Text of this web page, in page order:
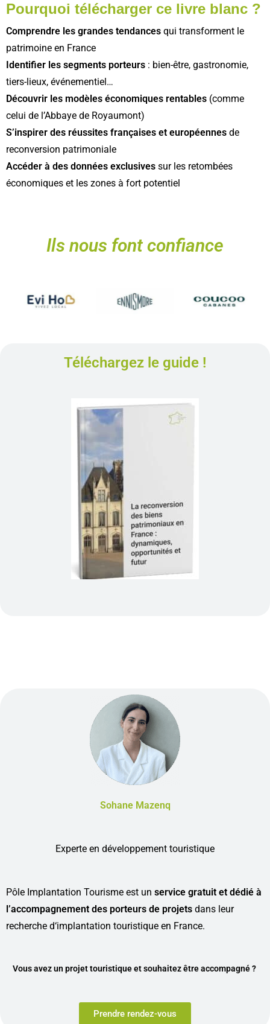
Pourquoi télécharger ce livre blanc ?
Comprendre les grandes tendances qui transforment le
patrimoine en France
Identifier les segments porteurs : bien-être, gastronomie,
tiers-lieux, événementiel…
Découvrir les modèles économiques rentables (comme
celui de l’Abbaye de Royaumont)
S’inspirer des réussites françaises et européennes de
reconversion patrimoniale
Accéder à des données exclusives sur les retombées
économiques et les zones à fort potentiel
Ils nous font confiance
Téléchargez le guide !
Sohane Mazenq
Experte en développement touristique
Pôle Implantation Tourisme est un service gratuit et dédié à
l’accompagnement des porteurs de projets dans leur
recherche d‘implantation touristique en France.
Vous avez un projet touristique et souhaitez être accompagné ?
Prendre rendez-vous